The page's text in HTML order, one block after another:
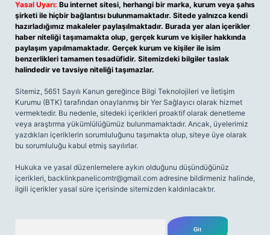
Yasal Uyarı: Bu internet sitesi, herhangi bir marka, kurum veya şahıs
şirketi ile hiçbir bağlantısı bulunmamaktadır. Sitede yalnızca kendi
hazırladığımız makaleler paylaşılmaktadır. Burada yer alan içerikler
haber niteliği taşımamakta olup, gerçek kurum ve kişiler hakkında
paylaşım yapılmamaktadır. Gerçek kurum ve kişiler ile isim
benzerlikleri tamamen tesadüfidir. Sitemizdeki bilgiler taslak
halindedir ve tavsiye niteliği taşımazlar.
Sitemiz, 5651 Sayılı Kanun gereğince Bilgi Teknolojileri ve İletişim
Kurumu (BTK) tarafından onaylanmış bir Yer Sağlayıcı olarak hizmet
vermektedir. Bu nedenle, sitedeki içerikleri proaktif olarak denetleme
veya araştırma yükümlülüğümüz bulunmamaktadır. Ancak, üyelerimiz
yazdıkları içeriklerin sorumluluğunu taşımakta olup, siteye üye olarak
bu sorumluluğu kabul etmiş sayılırlar.
Hukuka ve yasal düzenlemelere aykırı olduğunu düşündüğünüz
içerikleri, backlinkpanelicomtr@gmail.com adresine bildirmeniz halinde,
ilgili içerikler yasal süre içerisinde sitemizden kaldırılacaktır.